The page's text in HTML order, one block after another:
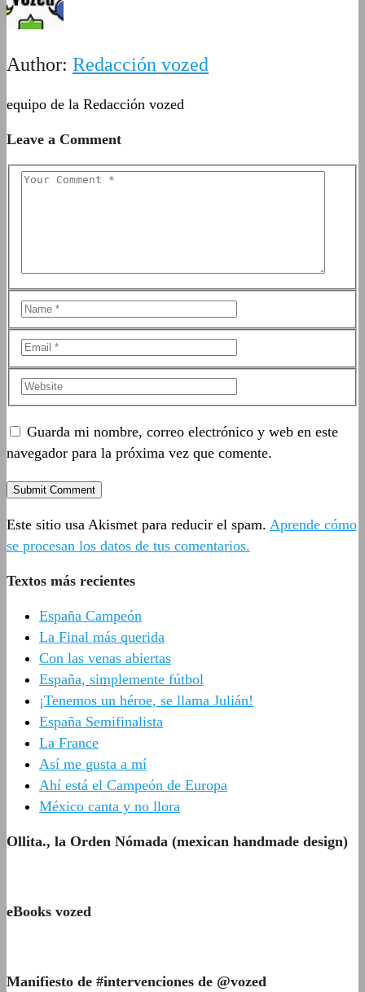
Author: Redacción vozed
equipo de la Redacción vozed
Leave a Comment
Guarda mi nombre, correo electrónico y web en este
navegador para la próxima vez que comente.
Este sitio usa Akismet para reducir el spam. Aprende cómo
se procesan los datos de tus comentarios.
Textos más recientes
España Campeón
La Final más querida
Con las venas abiertas
España, simplemente fútbol
¡Tenemos un héroe, se llama Julián!
España Semifinalista
La France
Así me gusta a mí
Ahí está el Campeón de Europa
México canta y no llora
Ollita., la Orden Nómada (mexican handmade design)
eBooks vozed
Manifiesto de #intervenciones de @vozed